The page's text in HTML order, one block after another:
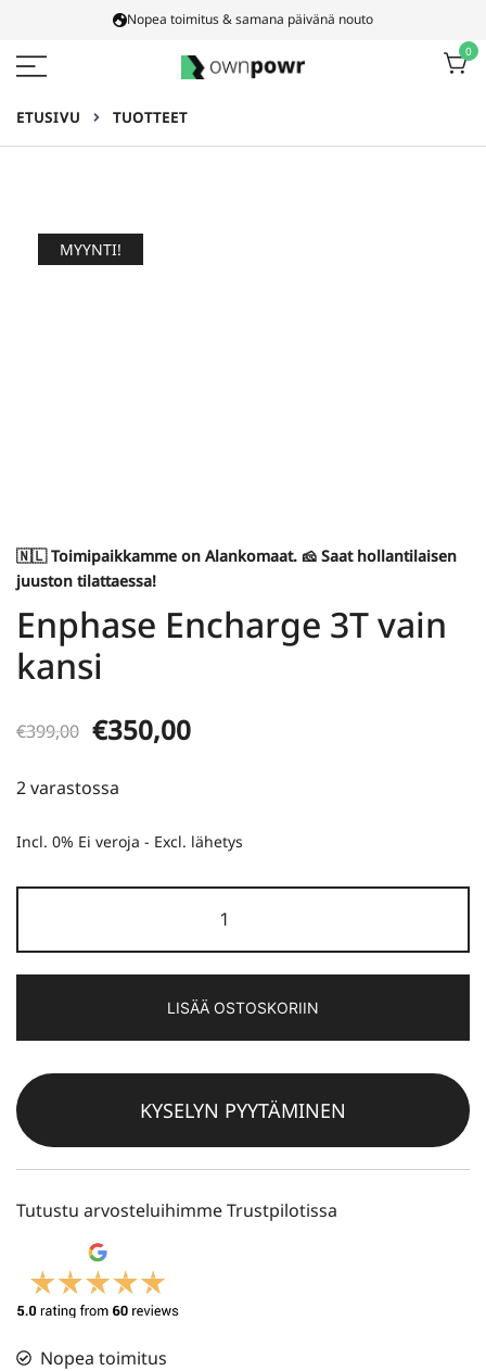
Nopea toimitus & samana päivänä nouto
0
ETUSIVU TUOTTEET
MYYNTI!
🇳🇱 Toimipaikkamme on Alankomaat. 🧀 Saat hollantilaisen
juuston tilattaessa!
Enphase Encharge 3T vain
kansi
€399,00 Alkuperäinen
€399,00.
€350,00Nykyinen
€350,00.
2 varastossa
Incl. 0% Ei veroja - Excl. lähetys
3T
cover
määrä
LISÄÄ OSTOSKORIIN
KYSELYN PYYTÄMINEN
Tutustu arvosteluihimme Trustpilotissa
Nopea toimitus